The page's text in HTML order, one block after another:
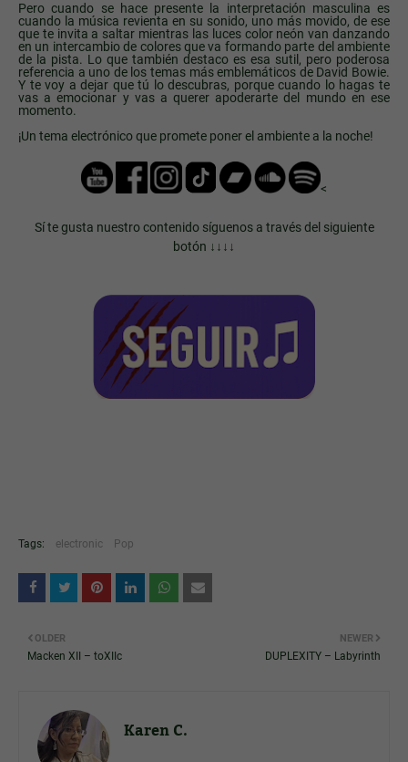
Pero cuando se hace presente la interpretación masculina es
cuando la música revienta en su sonido, uno más movido, de ese
que te invita a saltar mientras las luces color neón van danzando
en un intercambio de colores que va formando parte del ambiente
de la pista. Lo que también destaco es esa sutil, pero poderosa
referencia a uno de los temas más emblemáticos de David Bowie.
Y te voy a dejar que tú lo descubras, porque cuando lo hagas te
vas a emocionar y vas a querer apoderarte del mundo en ese
momento.
¡Un tema electrónico que promete poner el ambiente a la noche!
<
Sí te gusta nuestro contenido síguenos a través del siguiente
botón ↓↓↓↓
Tags: electronic Pop
NEWER
DUPLEXITY – Labyrinth
OLDER
Macken XII – toXIIc
Karen C.